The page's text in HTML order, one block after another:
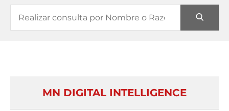
MN DIGITAL INTELLIGENCE